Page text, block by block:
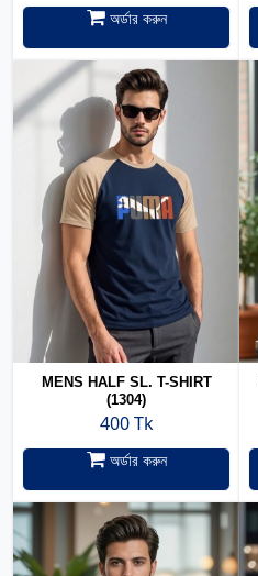
অর্ডার করুন
MENS HALF SL. T-SHIRT
(1304)
400 Tk
অর্ডার করুন